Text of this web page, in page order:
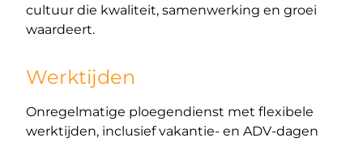
cultuur die kwaliteit, samenwerking en groei
waardeert.
Werktijden
Onregelmatige ploegendienst met flexibele
werktijden, inclusief vakantie- en ADV-dagen